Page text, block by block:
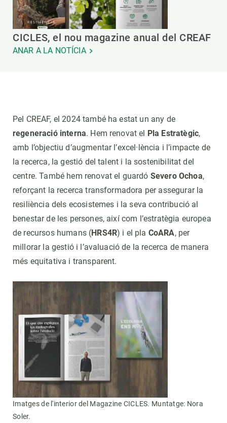
CICLES, el nou magazine anual del CREAF
ANAR A LA NOTÍCIA
Pel CREAF, el 2024 també ha estat un any de
regeneració interna. Hem renovat el Pla Estratègic,
amb l’objectiu d’augmentar l’excel·lència i l’impacte de
la recerca, la gestió del talent i la sostenibilitat del
centre. També hem renovat el guardó Severo Ochoa,
reforçant la recerca transformadora per assegurar la
resiliència dels ecosistemes i la seva contribució al
benestar de les persones, així com l’estratègia europea
de recursos humans (HRS4R) i el pla CoARA, per
millorar la gestió i l’avaluació de la recerca de manera
més equitativa i transparent.
Imatges de l'interior del Magazine CICLES. Muntatge: Nora
Soler.